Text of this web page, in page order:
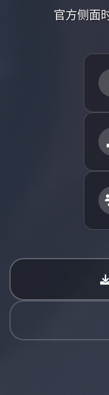
官方侧面